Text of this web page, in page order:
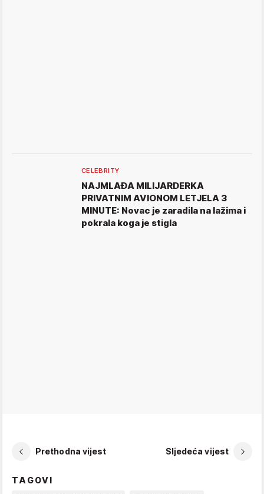
CELEBRITY
NAJMLAĐA MILIJARDERKA
PRIVATNIM AVIONOM LETJELA 3
MINUTE: Novac je zaradila na lažima i
pokrala koga je stigla
Prethodna vijest Sljedeća vijest
TAGOVI